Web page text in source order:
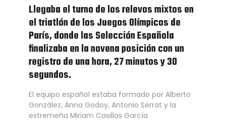
Llegaba el turno de los relevos mixtos en
el triatlón de los Juegos Olímpicos de
París, donde las Selección Española
finalizaba en la novena posición con un
registro de una hora, 27 minutos y 30
segundos.
El equipo español estaba formado por Alberto
González, Anna Godoy, Antonio Serrat y la
extremeña Miriam Casillas García.